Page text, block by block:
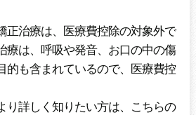
正治療は、医療費控除の対象外で
療は、呼吸や発音、お口の中の傷
的も含まれているので、医療費控
り詳しく知りたい方は、こちらの